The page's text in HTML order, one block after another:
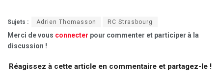
Sujets : Adrien Thomasson RC Strasbourg
Merci de vous connecter pour commenter et participer à la
discussion !
Réagissez à cette article en commentaire et partagez-le !